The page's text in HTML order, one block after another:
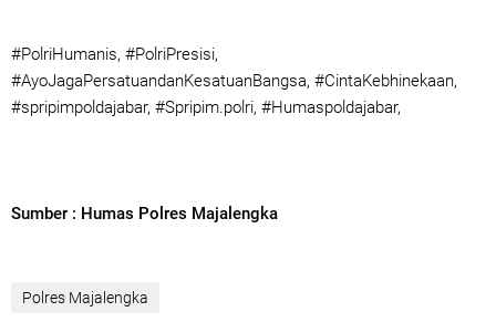
#PolriHumanis, #PolriPresisi,
#AyoJagaPersatuandanKesatuanBangsa, #CintaKebhinekaan,
#spripimpoldajabar, #Spripim.polri, #Humaspoldajabar,
Sumber : Humas Polres Majalengka
Polres Majalengka